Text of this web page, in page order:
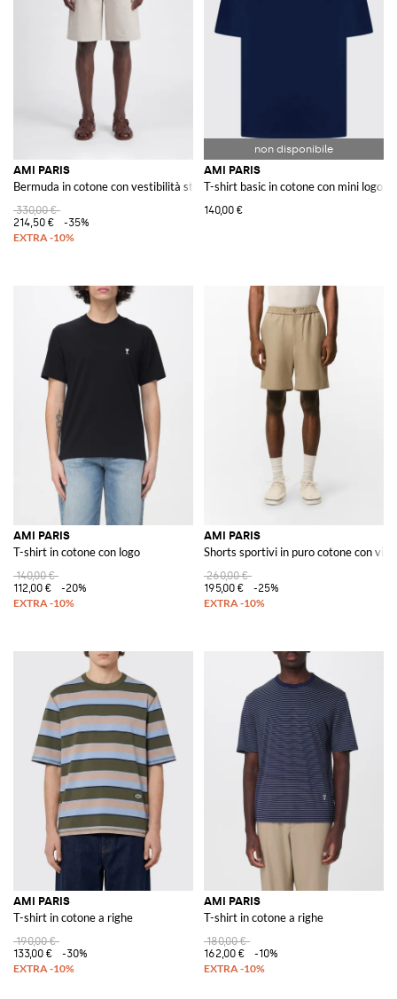
AMI PARIS
Bermuda in cotone con vestibilità straight e logo a contrasto
330,00 €
214,50 €
-35%
AMI PARIS
T-shirt basic in cotone con mini logo
140,00 €
AMI PARIS
T-shirt in cotone con logo
140,00 €
112,00 €
-20%
AMI PARIS
Shorts sportivi in puro cotone con
260,00 €
195,00 €
-25%
AMI PARIS
T-shirt in cotone a righe
190,00 €
133,00 €
-30%
AMI PARIS
T-shirt in cotone a righe
180,00 €
162,00 €
-10%